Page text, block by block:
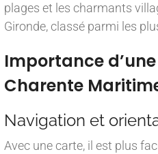
plages et les charmants
Gironde, classé parmi les
Importance
Charente
Navigation et
Avec une carte, il est plus